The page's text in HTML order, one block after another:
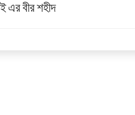
এর বীর শহীদ